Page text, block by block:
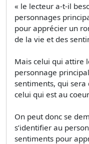
« le lecteur a-t-il
personnages
pour apprécier un
de la vie et des
Mais celui qui attire
personnage
sentiments, qui
celui qui est au
On peut donc se
s’identifier au
sentiments pour